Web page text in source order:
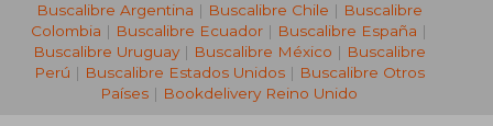
Buscalibre Argentina | Buscalibre Chile | Buscalibre
Colombia | Buscalibre Ecuador | Buscalibre España |
Buscalibre Uruguay| Buscalibre México | Buscalibre
Perú | Buscalibre Estados Unidos| Buscalibre Otros
Países | Bookdelivery Reino Unido